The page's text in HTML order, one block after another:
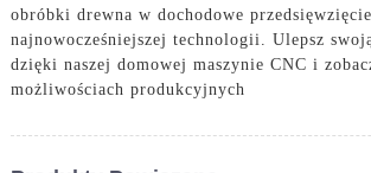
obróbki drewna w dochodowe
najnowocześniejszej technologii. Ulepsz
dzięki naszej domowej maszynie CNC i
możliwościach produkcyjnych